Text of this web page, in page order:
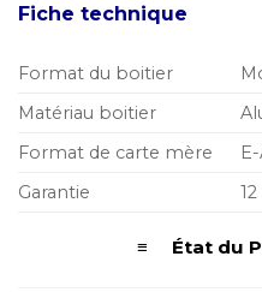
Fiche technique
Format du boitier
Matériau boitier
Format de carte mère
Garantie
≡ État du